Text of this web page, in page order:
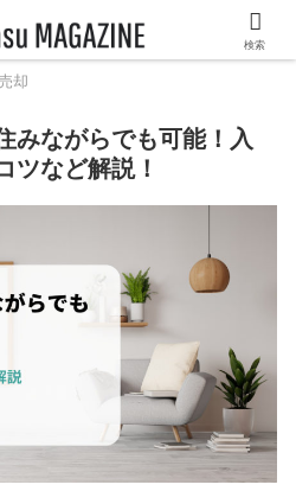
却
みながらでも可能！入
ツなど解説！
検索